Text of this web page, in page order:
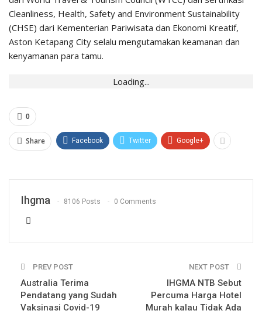
Cleanliness, Health, Safety and Environment Sustainability
(CHSE) dari Kementerian Pariwisata dan Ekonomi Kreatif,
Aston Ketapang City selalu mengutamakan keamanan dan
kenyamanan para tamu.
Loading...
0
Share Facebook Twitter Google+
Ihgma 8106 Posts 0 Comments
PREV POST
Australia Terima
Pendatang yang Sudah
Vaksinasi Covid-19
NEXT POST
IHGMA NTB Sebut
Percuma Harga Hotel
Murah kalau Tidak Ada